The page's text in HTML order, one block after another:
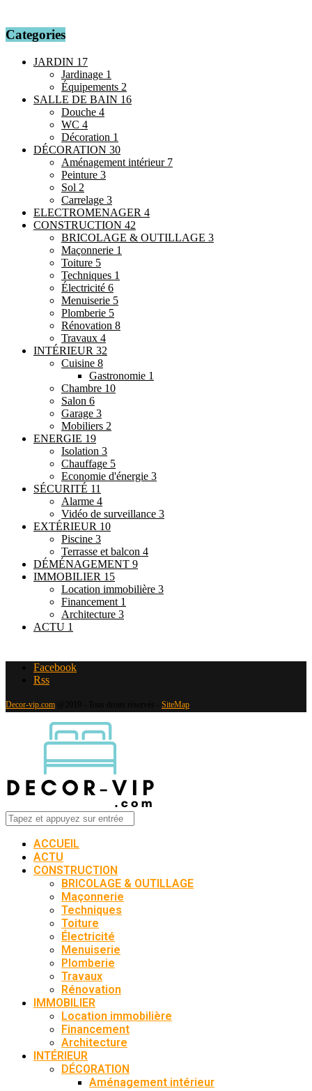
Categories
JARDIN 17
Jardinage 1
Équipements 2
SALLE DE BAIN 16
Douche 4
WC 4
Décoration 1
DÉCORATION 30
Aménagement intérieur 7
Peinture 3
Sol 2
Carrelage 3
ELECTROMENAGER 4
CONSTRUCTION 42
BRICOLAGE & OUTILLAGE 3
Maçonnerie 1
Toiture 5
Techniques 1
Électricité 6
Menuiserie 5
Plomberie 5
Rénovation 8
Travaux 4
INTÉRIEUR 32
Cuisine 8
Gastronomie 1
Chambre 10
Salon 6
Garage 3
Mobiliers 2
ENERGIE 19
Isolation 3
Chauffage 5
Economie d'énergie 3
SÉCURITÉ 11
Alarme 4
Vidéo de surveillance 3
EXTÉRIEUR 10
Piscine 3
Terrasse et balcon 4
DÉMÉNAGEMENT 9
IMMOBILIER 15
Location immobilière 3
Financement 1
Architecture 3
ACTU 1
Facebook
Rss
Decor-vip.com SiteMap
ACCUEIL
ACTU
CONSTRUCTION
BRICOLAGE & OUTILLAGE
Maçonnerie
Techniques
Toiture
Électricité
Menuiserie
Plomberie
Travaux
Rénovation
IMMOBILIER
Location immobilière
Financement
Architecture
INTÉRIEUR
DÉCORATION
Aménagement intérieur